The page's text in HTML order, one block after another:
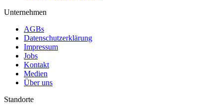
Unternehmen
AGBs
Datenschutzerklärung
Impressum
Jobs
Kontakt
Medien
Über uns
Standorte